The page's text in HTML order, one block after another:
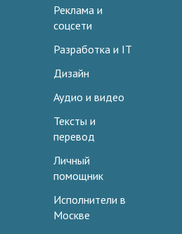
Реклама и
соцсети
Разработка и IT
Дизайн
Аудио и видео
Тексты и
перевод
Личный
помощник
Исполнители в
Москве